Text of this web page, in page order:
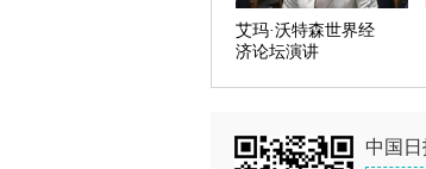
艾玛·沃特森世界经
济论坛演讲
中国